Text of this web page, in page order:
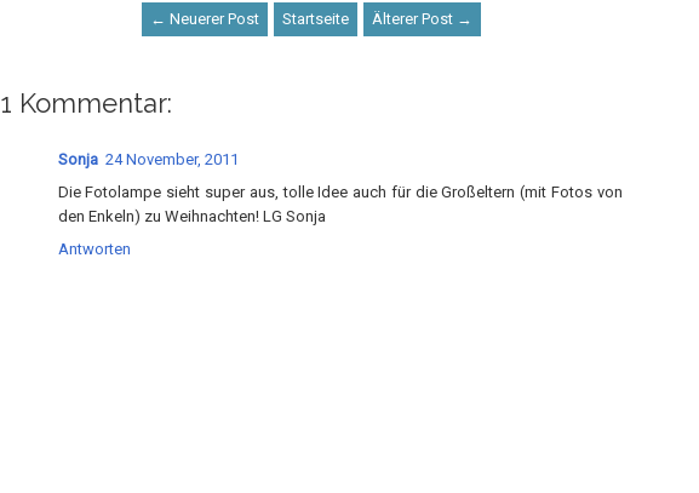
← Neuerer Post Startseite Älterer Post →
1 Kommentar:
Sonja 24 November, 2011
Die Fotolampe sieht super aus, tolle Idee auch für die Großeltern (mit Fotos von
den Enkeln) zu Weihnachten! LG Sonja
Antworten